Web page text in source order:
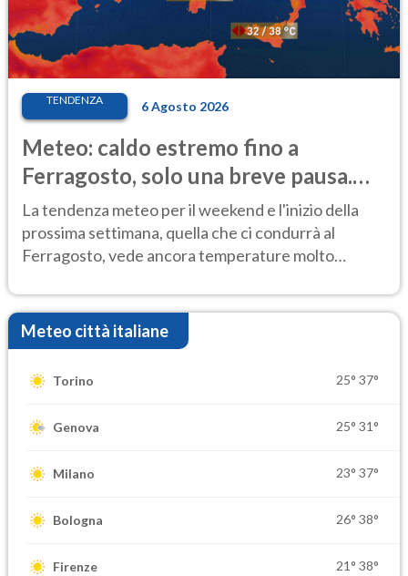
TENDENZA 6 Agosto 2026
Meteo: caldo estremo fino a
Ferragosto, solo una breve pausa.
Ecco dove
La tendenza meteo per il weekend e l'inizio della
prossima settimana, quella che ci condurrà al
Ferragosto, vede ancora temperature molto
Meteo città italiane
Torino 25° 37°
Genova 25° 31°
Milano 23° 37°
Bologna 26° 38°
Firenze 21° 38°